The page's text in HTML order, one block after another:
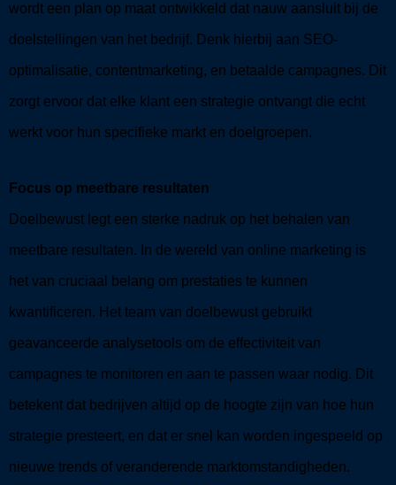
wordt een plan op maat ontwikkeld dat nauw aansluit bij de
doelstellingen van het bedrijf. Denk hierbij aan SEO-
optimalisatie, contentmarketing, en betaalde campagnes. Dit
zorgt ervoor dat elke klant een strategie ontvangt die echt
werkt voor hun specifieke markt en doelgroepen.
Focus op meetbare resultaten
Doelbewust legt een sterke nadruk op het behalen van
meetbare resultaten. In de wereld van online marketing is
het van cruciaal belang om prestaties te kunnen
kwantificeren. Het team van doelbewust gebruikt
geavanceerde analysetools om de effectiviteit van
campagnes te monitoren en aan te passen waar nodig. Dit
betekent dat bedrijven altijd op de hoogte zijn van hoe hun
strategie presteert, en dat er snel kan worden ingespeeld op
nieuwe trends of veranderende marktomstandigheden.